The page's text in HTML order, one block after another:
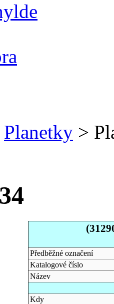
Planetky >
Předběžné označení
Katalogové číslo
Název
Kdy